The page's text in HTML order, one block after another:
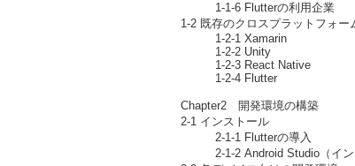
1-1-6 Flutterの利用企業
1-2 既存のクロスプラットフォー
1-2-1 Xamarin
1-2-2 Unity
1-2-3 React Native
1-2-4 Flutter
Chapter2 開発環境の構築
2-1 インストール
2-1-1 Flutterの導入
2-1-2 Android Studio（イン